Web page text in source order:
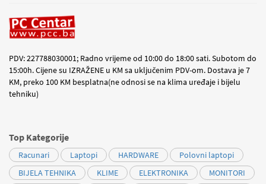
PDV: 227788030001; Radno vrijeme od 10:00 do 18:00 sati. Subotom do
15:00h. Cijene su IZRAŽENE u KM sa uključenim PDV-om. Dostava je 7
KM, preko 100 KM besplatna(ne odnosi se na klima uređaje i bijelu
tehniku)
Top Kategorije
Racunari Laptopi HARDWARE
Polovni laptopi
BIJELA TEHNIKA
KLIME ELEKTRONIKA
MONITORI